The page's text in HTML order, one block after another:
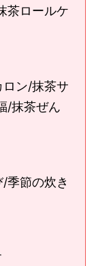
茶ロールケ
ン/抹茶サ
/抹茶ぜん
季節の炊き